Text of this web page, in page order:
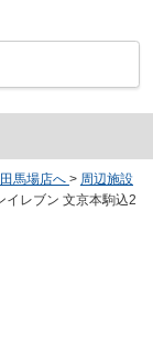
馬場店へ > 周辺施設
イレブン 文京本駒込2